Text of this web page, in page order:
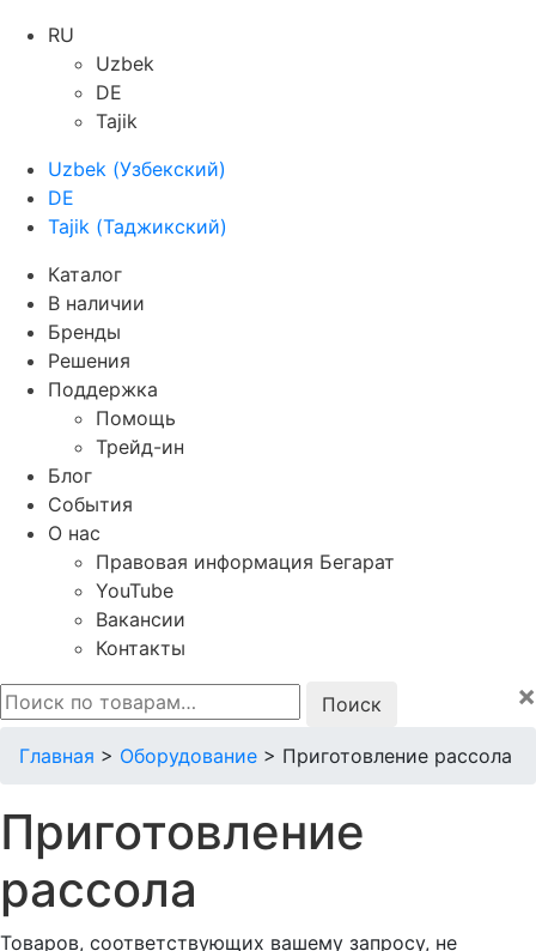
RU
Uzbek
DE
Tajik
Uzbek (Узбекский)
DE
Tajik (Таджикский)
Каталог
В наличии
Бренды
Решения
Поддержка
Помощь
Трейд-ин
Блог
События
О нас
Правовая информация Бегарат
YouTube
Вакансии
Контакты
Искать:
×
Главная > Оборудование > Приготовление рассола
Приготовление
рассола
Товаров, соответствующих вашему запросу, не